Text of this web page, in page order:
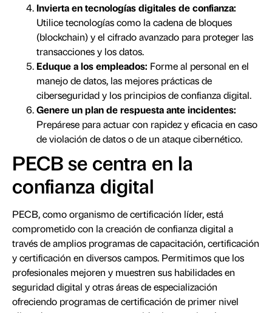
Invierta en tecnologías digitales de confianza:
Utilice tecnologías como la cadena de bloques
(blockchain) y el cifrado avanzado para proteger las
transacciones y los datos.
Eduque a los empleados: Forme al personal en el
manejo de datos, las mejores prácticas de
ciberseguridad y los principios de confianza digital.
Genere un plan de respuesta ante incidentes:
Prepárese para actuar con rapidez y eficacia en caso
de violación de datos o de un ataque cibernético.
PECB se centra en la
confianza digital
PECB, como organismo de certificación líder, está
comprometido con la creación de confianza digital a
través de amplios programas de capacitación, certificación
y certificación en diversos campos. Permitimos que los
profesionales mejoren y muestren sus habilidades en
seguridad digital y otras áreas de especialización
ofreciendo programas de certificación de primer nivel